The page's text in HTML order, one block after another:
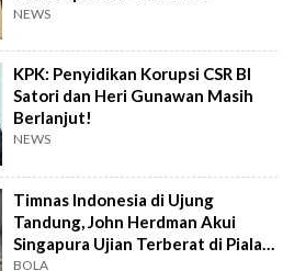
NEWS
KPK: Penyidikan Korupsi CSR BI
Satori dan Heri Gunawan Masih
Berlanjut!
NEWS
Timnas Indonesia di Ujung
Tandung, John Herdman Akui
Singapura Ujian Terberat di Piala
AFF 2026
BOLA